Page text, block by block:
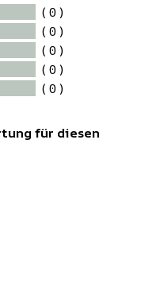
( 0 )
( 0 )
( 0 )
( 0 )
( 0 )
für diesen